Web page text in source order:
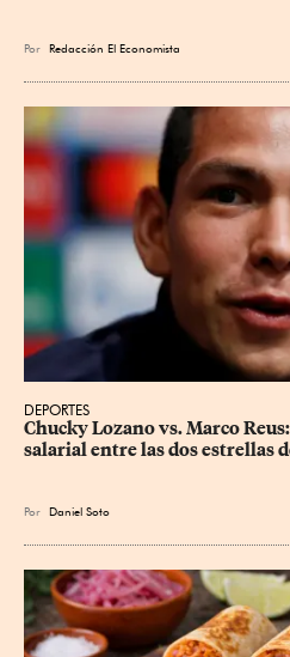
Por Redacción El Economista
DEPORTES
Chucky Lozano vs. Marco
salarial entre las dos estrellas
Por Daniel Soto